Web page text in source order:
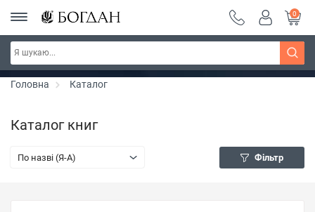
РОЗПРОДАЖ ~ 150 грн ~ 200 грн ~ 250 грн ~
300 грн ~ РОЗПРОДАЖ
Дізнатись більше
0
Головна Каталог
Каталог книг
По назві (Я-А) Фільтр